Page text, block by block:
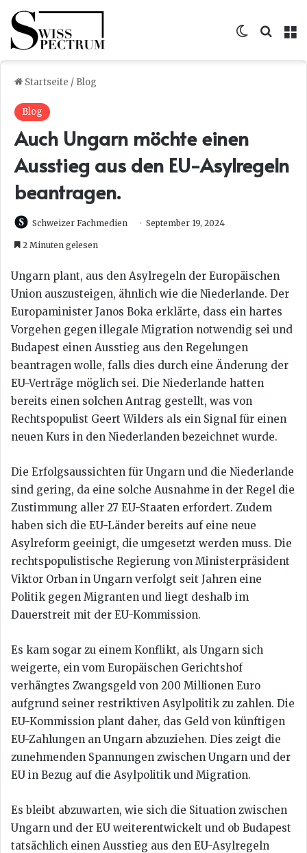
Skin
Startseite / Blog
Blog
Auch Ungarn möchte einen
Ausstieg aus den EU-Asylregeln
beantragen.
Schweizer Fachmedien September 19, 2024
2 Minuten gelesen
Ungarn plant, aus den Asylregeln der Europäischen
Union auszusteigen, ähnlich wie die Niederlande. Der
Europaminister Janos Boka erklärte, dass ein hartes
Vorgehen gegen illegale Migration notwendig sei und
Budapest einen Ausstieg aus den Regelungen
beantragen wolle, falls dies durch eine Änderung der
EU-Verträge möglich sei. Die Niederlande hatten
bereits einen solchen Antrag gestellt, was von
Rechtspopulist Geert Wilders als ein Signal für einen
neuen Kurs in den Niederlanden bezeichnet wurde.
Die Erfolgsaussichten für Ungarn und die Niederlande
sind gering, da eine solche Ausnahme in der Regel die
Zustimmung aller 27 EU-Staaten erfordert. Zudem
haben sich die EU-Länder bereits auf eine neue
Asylreform geeinigt, die umgesetzt werden muss. Die
rechtspopulistische Regierung von Ministerpräsident
Viktor Orban in Ungarn verfolgt seit Jahren eine
Politik gegen Migranten und liegt deshalb im
Dauerstreit mit der EU-Kommission.
Es kam sogar zu einem Konflikt, als Ungarn sich
weigerte, ein vom Europäischen Gerichtshof
verhängtes Zwangsgeld von 200 Millionen Euro
aufgrund seiner restriktiven Asylpolitik zu zahlen. Die
EU-Kommission plant daher, das Geld von künftigen
EU-Zahlungen an Ungarn abzuziehen. Dies zeigt die
zunehmenden Spannungen zwischen Ungarn und der
EU in Bezug auf die Asylpolitik und Migration.
Es bleibt abzuwarten, wie sich die Situation zwischen
Ungarn und der EU weiterentwickelt und ob Budapest
tatsächlich einen Ausstieg aus den EU-Asylregeln